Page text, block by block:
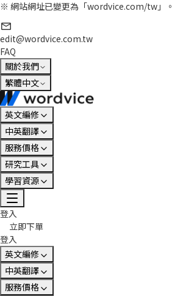
※ 網站網址已變更為「wordvice.com/tw」。
edit@wordvice.com.tw
FAQ
關於我們
繁體中文
英文編修
中英翻譯
服務價格
研究工具
學習資源
登入
立即下單
登入
英文編修
中英翻譯
服務價格